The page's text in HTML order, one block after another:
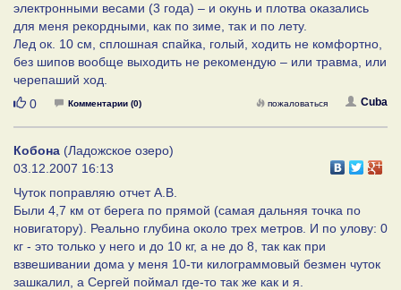
электронными весами (3 года) – и окунь и плотва оказались
для меня рекордными, как по зиме, так и по лету.
Лед ок. 10 см, сплошная спайка, голый, ходить не комфортно,
без шипов вообще выходить не рекомендую – или травма, или
черепаший ход.
Нравится
0 Комментарии (0) Cuba
пожаловаться
Кобона (Ладожское озеро)
03.12.2007 16:13
Чуток поправляю отчет А.В.
Были 4,7 км от берега по прямой (самая дальняя точка по
новигатору). Реально глубина около трех метров. И по улову: 0
кг - это только у него и до 10 кг, а не до 8, так как при
взвешивании дома у меня 10-ти килограммовый безмен чуток
зашкалил, а Сергей поймал где-то так же как и я.